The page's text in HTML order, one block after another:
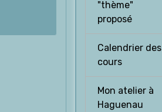
"thème"
proposé
Calendrier des
cours
Mon atelier à
Haguenau